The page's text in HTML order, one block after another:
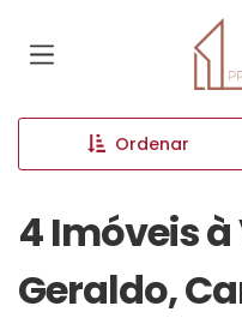
Ordenar
4 Imóveis
Geraldo,